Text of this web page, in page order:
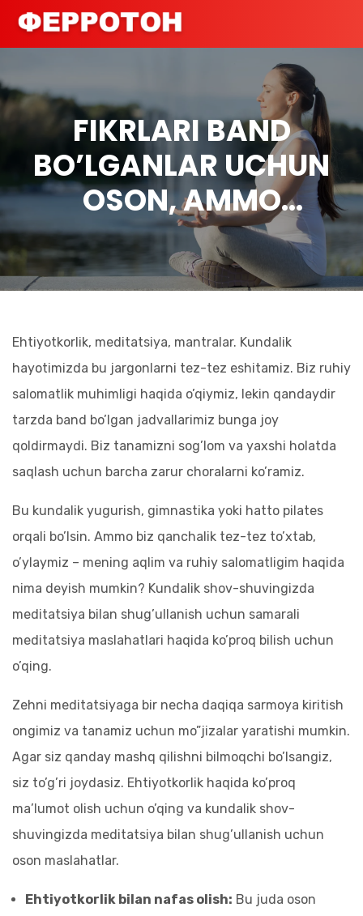
FIKRLARI BAND
BO’LGANLAR UCHUN
OSON, AMMO
SAMARALI
MEDITATSIYA
MASLAHATLAR
Ehtiyotkorlik, meditatsiya, mantralar. Kundalik
hayotimizda bu jargonlarni tez-tez eshitamiz. Biz ruhiy
salomatlik muhimligi haqida o’qiymiz, lekin qandaydir
tarzda band bo’lgan jadvallarimiz bunga joy
qoldirmaydi. Biz tanamizni sog’lom va yaxshi holatda
saqlash uchun barcha zarur choralarni ko’ramiz.
Bu kundalik yugurish, gimnastika yoki hatto pilates
orqali bo’lsin. Ammo biz qanchalik tez-tez to’xtab,
o’ylaymiz – mening aqlim va ruhiy salomatligim haqida
nima deyish mumkin? Kundalik shov-shuvingizda
meditatsiya bilan shug’ullanish uchun samarali
meditatsiya maslahatlari haqida ko’proq bilish uchun
o’qing.
Zehni meditatsiyaga bir necha daqiqa sarmoya kiritish
ongimiz va tanamiz uchun mo”jizalar yaratishi mumkin.
Agar siz qanday mashq qilishni bilmoqchi bo’lsangiz,
siz to’g’ri joydasiz. Ehtiyotkorlik haqida ko’proq
ma’lumot olish uchun o’qing va kundalik shov-
shuvingizda meditatsiya bilan shug’ullanish uchun
oson maslahatlar.
Ehtiyotkorlik bilan nafas olish: Bu juda oson